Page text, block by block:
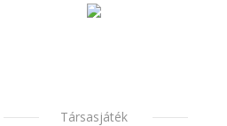
Társasjáték